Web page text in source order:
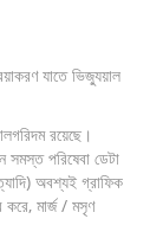
যাতে ভিজ্যুয়াল
রয়েছে।
পরিষেবা ডেটা
অবশ্যই গ্রাফিক
করে, মার্জ / মসৃণ